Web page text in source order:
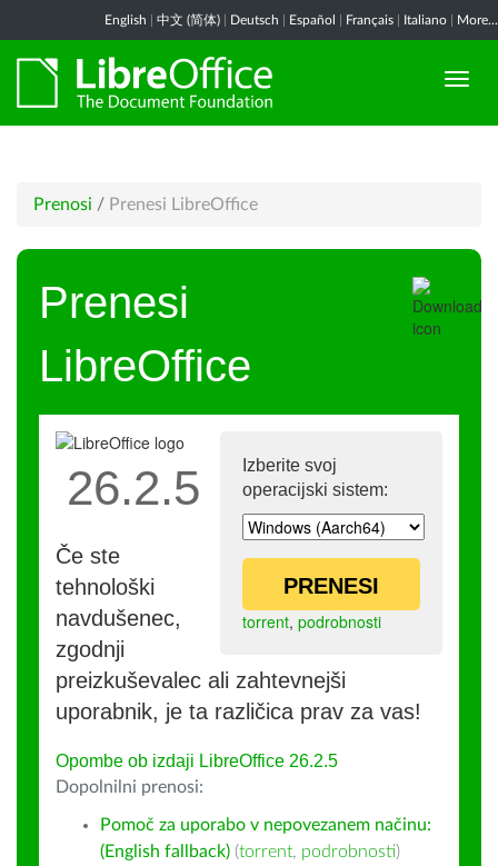
English 中文 (简体) Deutsch Español Français Italiano More...
Prenosi / Prenesi LibreOffice
Prenesi
LibreOffice
Izberite svoj
operacijski sistem:
PRENESI
torrent, podrobnosti
26.2.5
Če ste
tehnološki
navdušenec,
zgodnji
preizkuševalec ali zahtevnejši
uporabnik, je ta različica prav za vas!
Opombe ob izdaji LibreOffice 26.2.5
Dopolnilni prenosi:
Pomoč za uporabo v nepovezanem načinu:
(English fallback) (torrent, podrobnosti)